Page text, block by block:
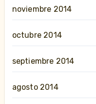
noviembre 2014
octubre 2014
septiembre 2014
agosto 2014